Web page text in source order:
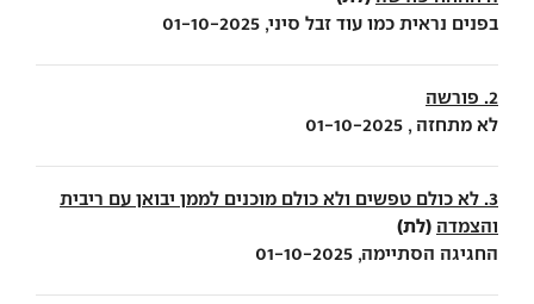
בפנים נראית כמו עוד זבל סיני, 01-10-2025
2. פורשה
לא מתחזה , 01-10-2025
3. לא כולם טפשים ולא כולם מוכנים לממן יבואן עם ריבית
והצמדה (לת)
החגיגה הסתיימה, 01-10-2025